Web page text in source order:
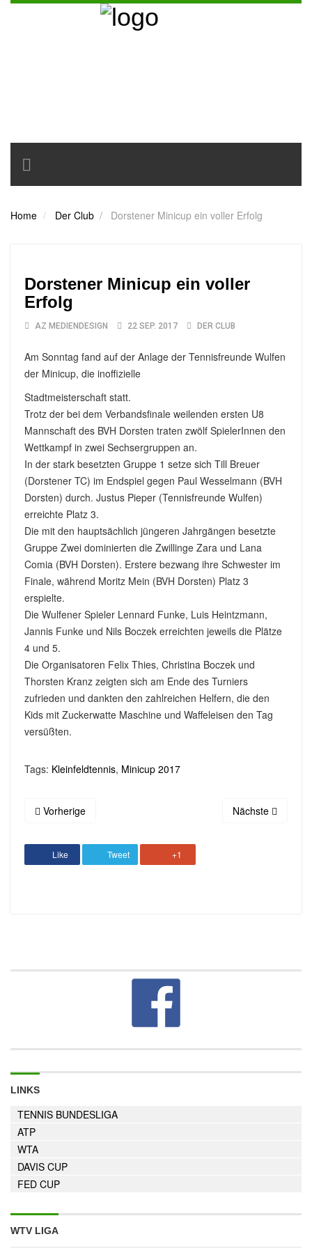
Toggle
navigation
Home Der Club / Dorstener Minicup ein voller Erfolg
Dorstener Minicup ein voller
Erfolg
AZ MEDIENDESIGN 22 SEP. 2017 DER CLUB
Am Sonntag fand auf der Anlage der Tennisfreunde Wulfen
der Minicup, die inoffizielle
Stadtmeisterschaft statt.
Trotz der bei dem Verbandsfinale weilenden ersten U8
Mannschaft des BVH Dorsten traten zwölf SpielerInnen den
Wettkampf in zwei Sechsergruppen an.
In der stark besetzten Gruppe 1 setze sich Till Breuer
(Dorstener TC) im Endspiel gegen Paul Wesselmann (BVH
Dorsten) durch. Justus Pieper (Tennisfreunde Wulfen)
erreichte Platz 3.
Die mit den hauptsächlich jüngeren Jahrgängen besetzte
Gruppe Zwei dominierten die Zwillinge Zara und Lana
Comia (BVH Dorsten). Erstere bezwang ihre Schwester im
Finale, während Moritz Mein (BVH Dorsten) Platz 3
erspielte.
Die Wulfener Spieler Lennard Funke, Luis Heintzmann,
Jannis Funke und Nils Boczek erreichten jeweils die Plätze
4 und 5.
Die Organisatoren Felix Thies, Christina Boczek und
Thorsten Kranz zeigten sich am Ende des Turniers
zufrieden und dankten den zahlreichen Helfern, die den
Kids mit Zuckerwatte Maschine und Waffeleisen den Tag
versüßten.
Tags: Kleinfeldtennis, Minicup 2017
Vorherige Nächste
Like Tweet +1
LINKS
TENNIS BUNDESLIGA
ATP
WTA
DAVIS CUP
FED CUP
WTV LIGA